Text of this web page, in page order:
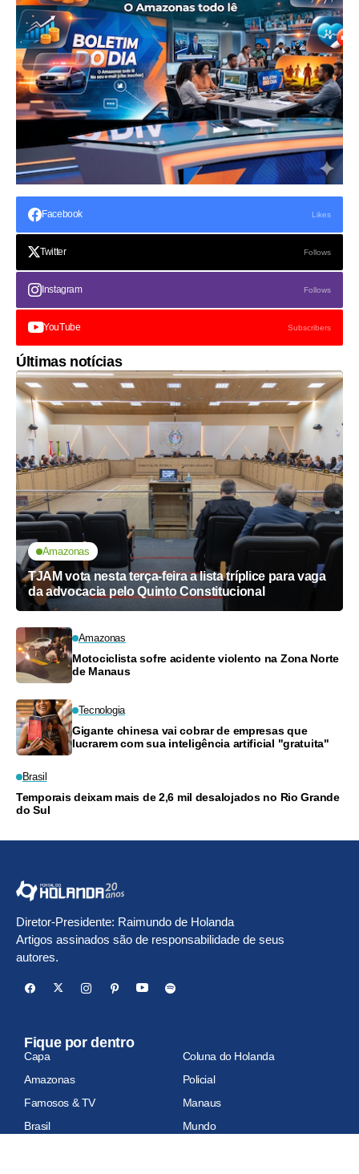
Facebook Likes
Twitter Follows
Instagram Follows
YouTube Subscribers
Últimas notícias
Amazonas
TJAM vota nesta terça-feira a lista tríplice para vaga
da advocacia pelo Quinto Constitucional
Amazonas
Motociclista sofre acidente violento na Zona Norte
de Manaus
Tecnologia
Gigante chinesa vai cobrar de empresas que
lucrarem com sua inteligência artificial "gratuita"
Brasil
Temporais deixam mais de 2,6 mil desalojados no Rio Grande
do Sul
Diretor-Presidente: Raimundo de Holanda
Artigos assinados são de responsabilidade de seus
autores.
Fique por dentro
Capa
Coluna do Holanda
Amazonas
Policial
Famosos & TV
Manaus
Brasil
Mundo